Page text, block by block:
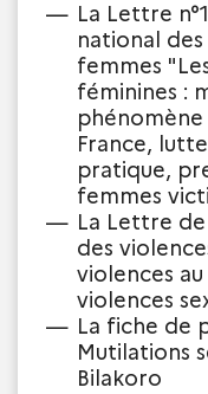
La Lettre
national
femmes
féminines :
France,
pratique,
femmes
La Lettre
des
violences
violences
La fiche de
Mutilations
Bilakoro